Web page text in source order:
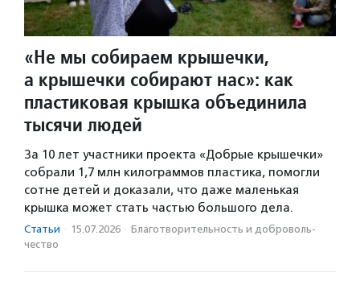
«Не мы собираем крышечки,
а крышечки собирают нас»: как
пластиковая крышка объединила
тысячи людей
За 10 лет участники проекта «Добрые крышечки»
собрали 1,7 млн килограммов пластика, помогли
сотне детей и доказали, что даже маленькая
крышка может стать частью большого дела.
Статьи · 15.07.2026 · Благотвори­тель­ность и доброволь­
чест­во